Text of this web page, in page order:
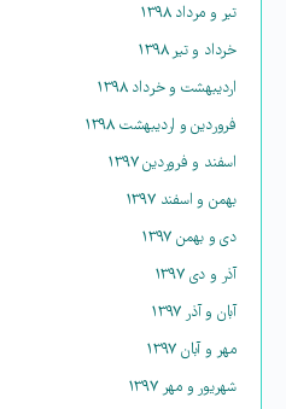
تیر و مرداد ۱۳۹۸
خرداد و تیر ۱۳۹۸
اردیبهشت و خرداد ۱۳۹۸
فروردین و اردیبهشت ۱۳۹۸
اسفند و فروردین ۱۳۹۷
بهمن و اسفند ۱۳۹۷
دی و بهمن ۱۳۹۷
آذر و دی ۱۳۹۷
آبان و آذر ۱۳۹۷
مهر و آبان ۱۳۹۷
شهریور و مهر ۱۳۹۷